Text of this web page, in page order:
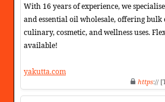
With 16 years of experience, we
and essential oil wholesale, offering bulk
culinary, cosmetic, and wellness uses.
available!
yakutta.com
https://